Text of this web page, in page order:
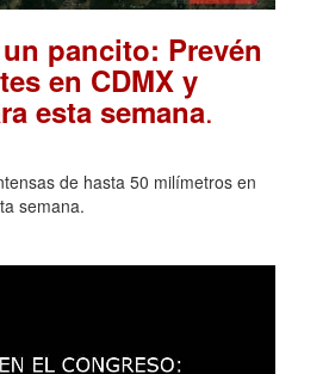
pancito: Prevén
en CDMX y
esta semana.
de hasta 50 milímetros en
semana.